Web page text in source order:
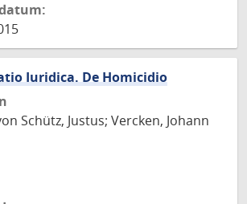
Iuridica. De Homicidio
Schütz, Justus; Vercken, Johann